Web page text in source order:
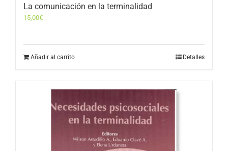
La comunicación en la terminalidad
15,00€
Añadir al carrito Detalles